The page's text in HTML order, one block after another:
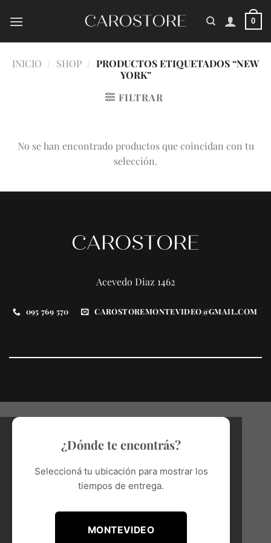
0
INICIO / SHOP / PRODUCTOS ETIQUETADOS “NEW
YORK”
FILTRAR
No se han encontrado productos que coincidan con tu
selección.
Acevedo Diaz 1462
095 769 570 CAROSTOREMONTEVIDEO@GMAIL.COM
¿Dónde te encontrás?
Seleccioná tu ubicación para mostrar los
tiempos de entrega.
MONTEVIDEO